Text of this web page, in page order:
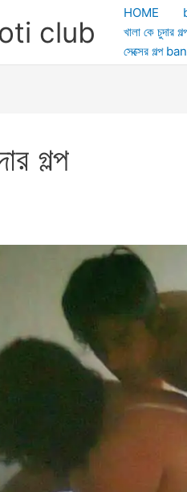
club
HOME
খালা কে চুদার
সেক্সের গল্প
গল্প